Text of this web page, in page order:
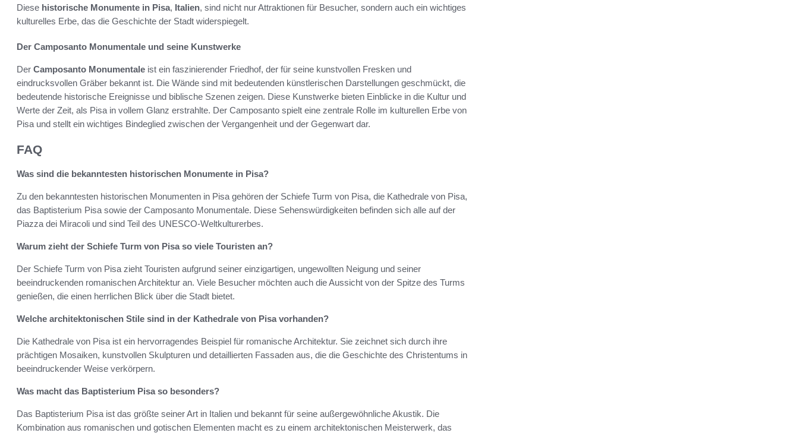
Diese historische Monumente in Pisa, Italien, sind nicht nur Attraktionen für Besucher, sondern auch ein wichtiges
kulturelles Erbe, das die Geschichte der Stadt widerspiegelt.
Der Camposanto Monumentale und seine Kunstwerke
Der Camposanto Monumentale ist ein faszinierender Friedhof, der für seine kunstvollen Fresken und
eindrucksvollen Gräber bekannt ist. Die Wände sind mit bedeutenden künstlerischen Darstellungen geschmückt, die
bedeutende historische Ereignisse und biblische Szenen zeigen. Diese Kunstwerke bieten Einblicke in die Kultur und
Werte der Zeit, als Pisa in vollem Glanz erstrahlte. Der Camposanto spielt eine zentrale Rolle im kulturellen Erbe von
Pisa und stellt ein wichtiges Bindeglied zwischen der Vergangenheit und der Gegenwart dar.
FAQ
Was sind die bekanntesten historischen Monumente in Pisa?
Zu den bekanntesten historischen Monumenten in Pisa gehören der Schiefe Turm von Pisa, die Kathedrale von Pisa,
das Baptisterium Pisa sowie der Camposanto Monumentale. Diese Sehenswürdigkeiten befinden sich alle auf der
Piazza dei Miracoli und sind Teil des UNESCO-Weltkulturerbes.
Warum zieht der Schiefe Turm von Pisa so viele Touristen an?
Der Schiefe Turm von Pisa zieht Touristen aufgrund seiner einzigartigen, ungewollten Neigung und seiner
beeindruckenden romanischen Architektur an. Viele Besucher möchten auch die Aussicht von der Spitze des Turms
genießen, die einen herrlichen Blick über die Stadt bietet.
Welche architektonischen Stile sind in der Kathedrale von Pisa vorhanden?
Die Kathedrale von Pisa ist ein hervorragendes Beispiel für romanische Architektur. Sie zeichnet sich durch ihre
prächtigen Mosaiken, kunstvollen Skulpturen und detaillierten Fassaden aus, die die Geschichte des Christentums in
beeindruckender Weise verkörpern.
Was macht das Baptisterium Pisa so besonders?
Das Baptisterium Pisa ist das größte seiner Art in Italien und bekannt für seine außergewöhnliche Akustik. Die
Kombination aus romanischen und gotischen Elementen macht es zu einem architektonischen Meisterwerk, das